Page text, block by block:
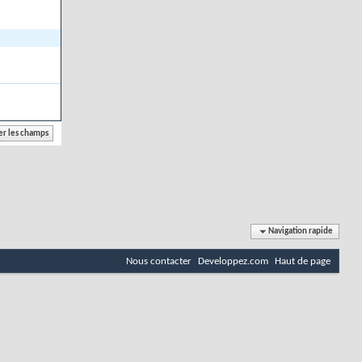
Navigation rapide
Nous contacter Developpez.com Haut de page